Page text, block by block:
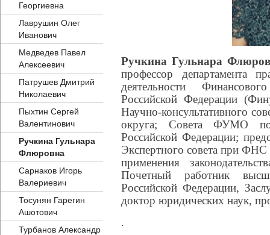
Георгиевна
Лаврушин Олег
Иванович
Медведев Павел
Алексеевич
Патрушев Дмитрий
Николаевич
Пыхтин Сергей
Валентинович
Ручкина Гульнара
Флюровна
Сарнаков Игорь
Валериевич
Тосунян Гарегин
Ашотович
Турбанов Александр
Ручкина Гульнара
профессор департамента
деятельности
Российской Федерации
Научно-консультативного
округа; Совета ФУМО по
Российской Федерации;
Экспертного совета при
применения
Почетный работник
Российской Федерации,
доктор юридических наук,
.